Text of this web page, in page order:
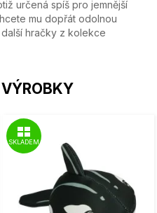
určená spíš pro jemnější
mu dopřát odolnou
hračky z kolekce
SKLADEM